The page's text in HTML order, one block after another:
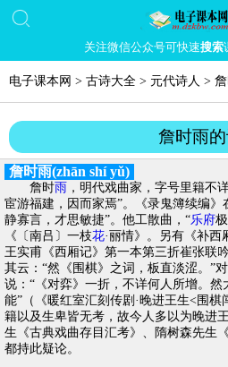
关注微信公众号可快速搜索
电子课本网 > 古诗大全 > 元代诗人 >
詹时雨
詹时雨(zhān shí yǔ)
詹时雨 ，明代戏曲家，字号里籍不
宦游福建，因而家焉”。《录鬼簿续编
静寡言，才思敏捷”。他工散曲，“乐府
《〔南吕〕一枝花·丽情》。另有《补
王实甫《西厢记》第一本第三折崔张联
其云：“然《围棋》之词，板直淡涩。”
说：“《对弈》一折，不详何人所增。
能”（《暖红室汇刻传剧·晚进王生<围
籍以及生卑皆无考，故今人多以为晚进
生《古典戏曲存目汇考》、隋树森先生
都持此疑论。